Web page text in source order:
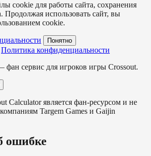
cookie для работы сайта, сохранения
Продолжая использовать сайт, вы
cookie.
Понятно
Политика конфиденциальности
фан сервис для игроков игры Crossout.
Calculator является фан-ресурсом и не
Targem Games и Gaijin
ошибке